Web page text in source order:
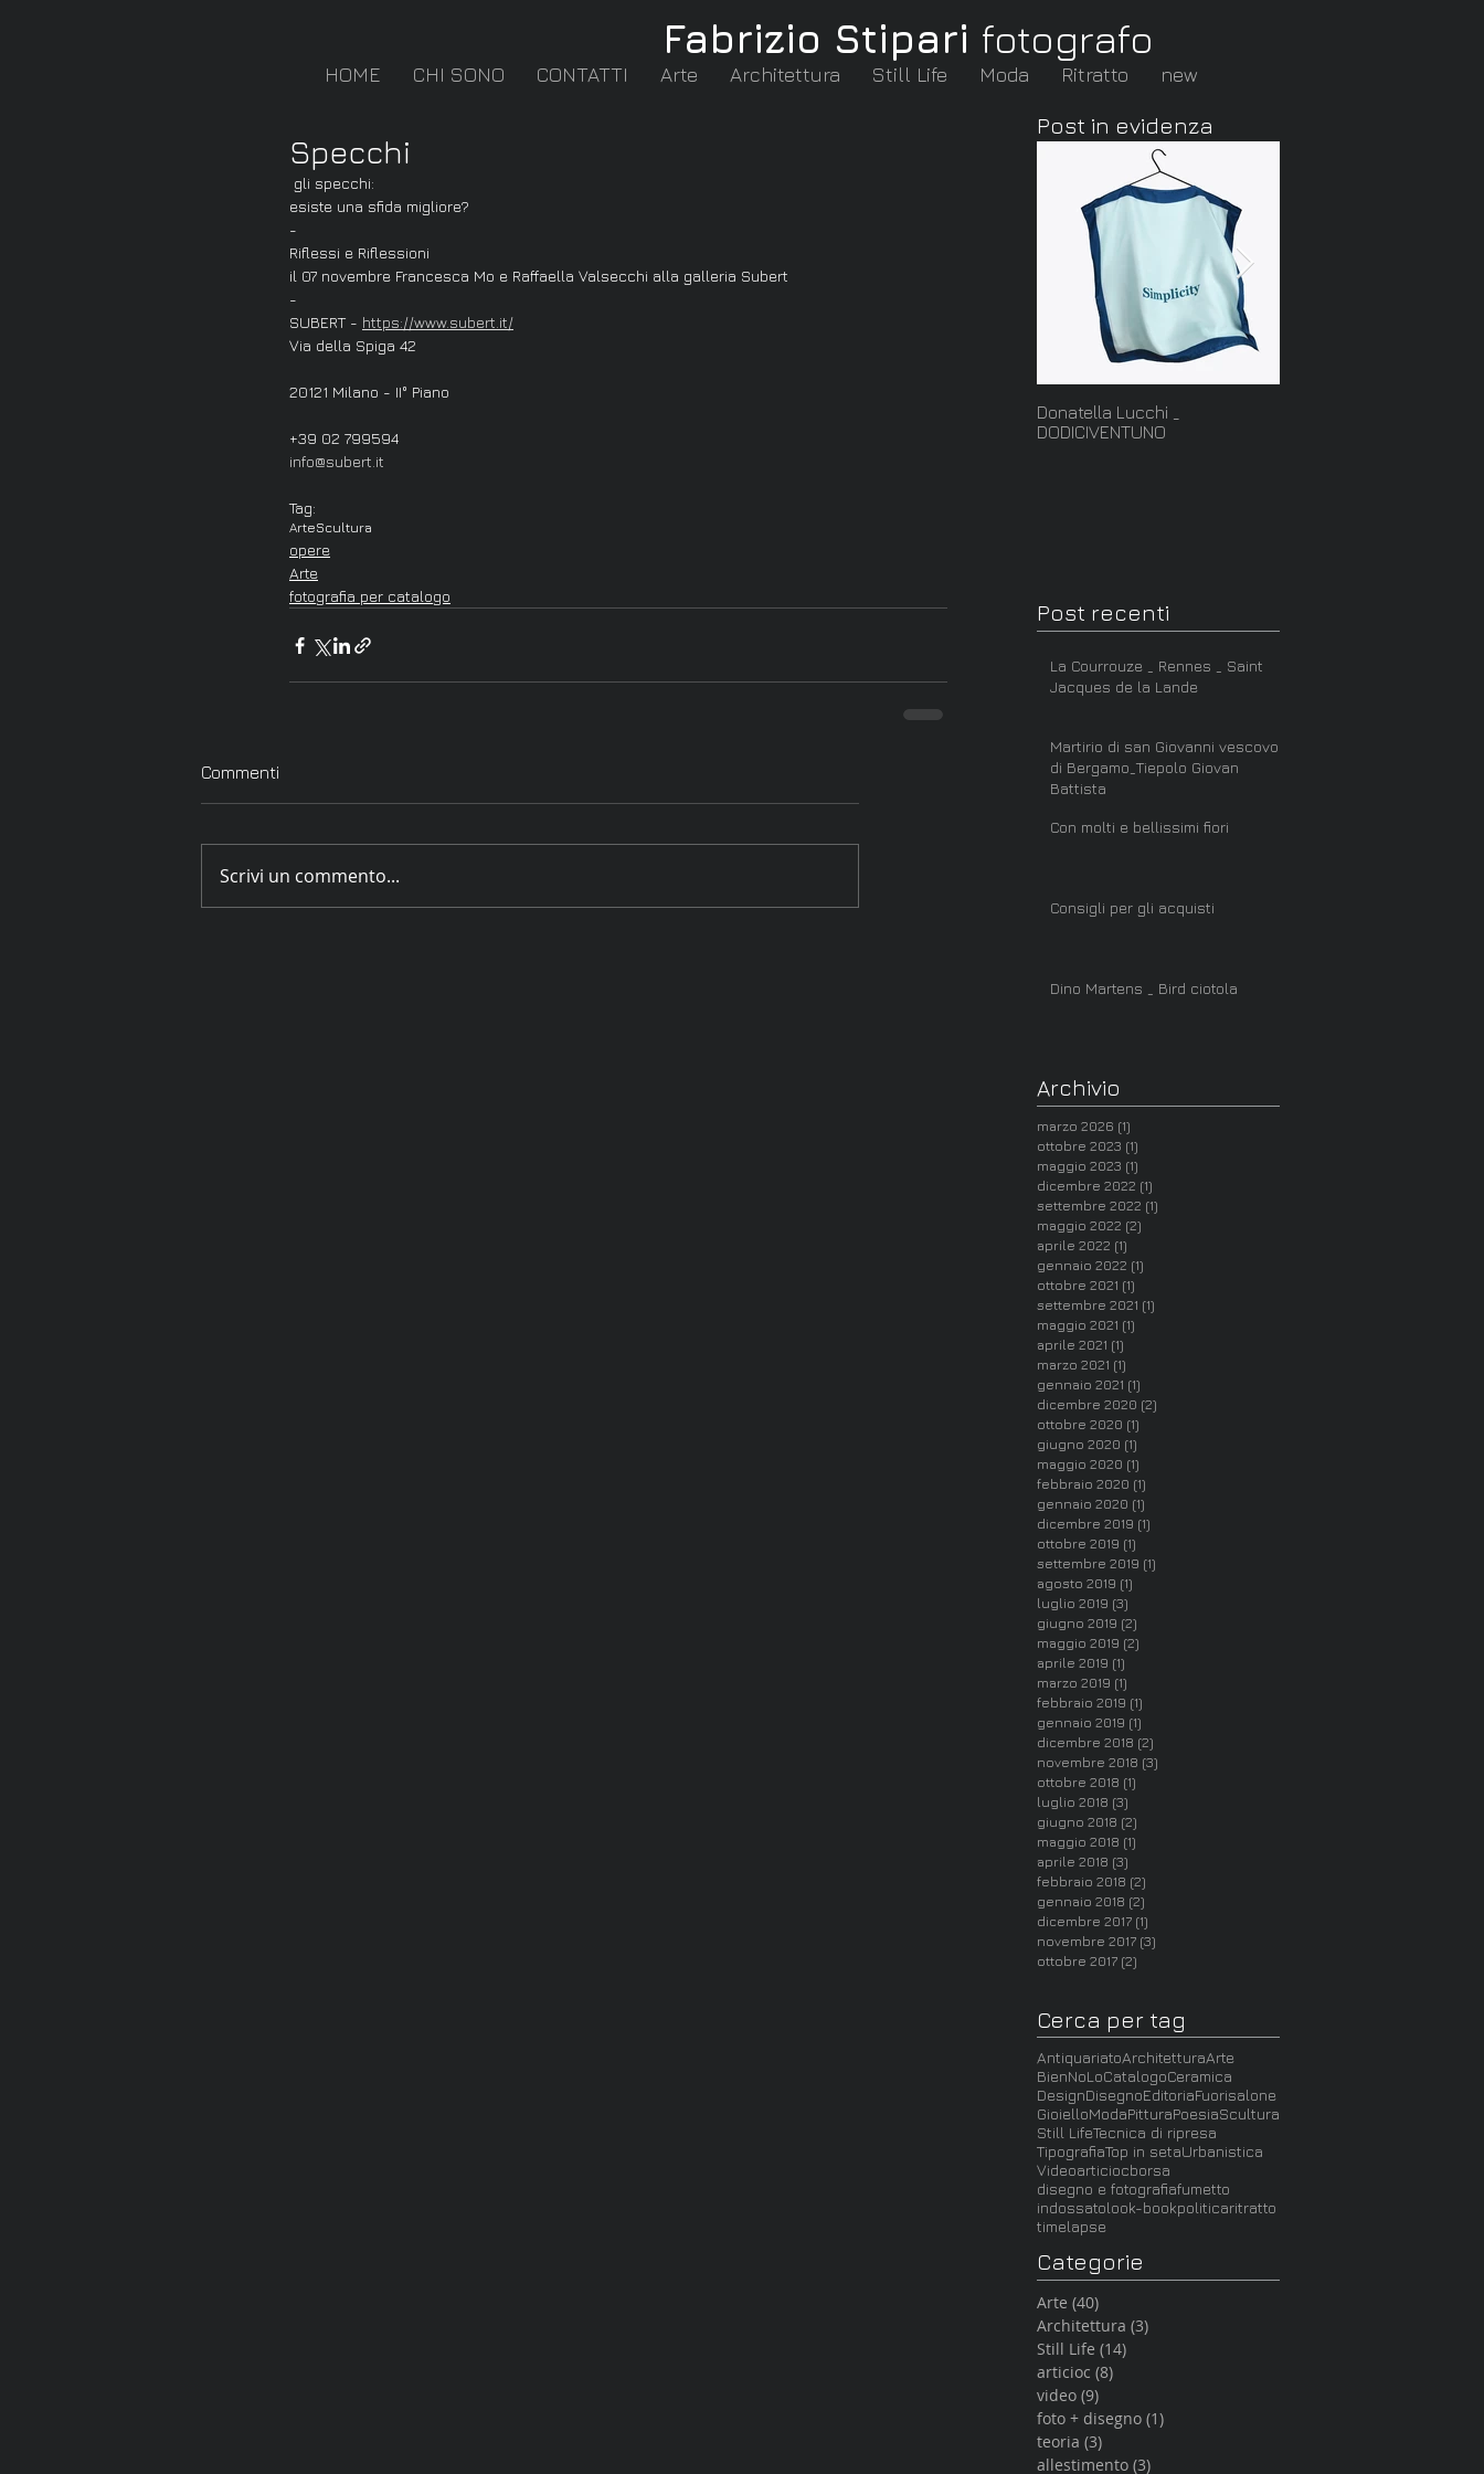
Fabrizio Stipari fotografo
HOME CHI SONO CONTATTI Arte Architettura Still Life Moda Ritratto new
Specchi
gli specchi:
esiste una sfida migliore?
-
Riflessi e Riflessioni
il 07 novembre Francesca Mo e Raffaella Valsecchi alla galleria Subert
-
SUBERT - https://www.subert.it/
Via della Spiga 42
20121 Milano - II° Piano
+39 02 799594
info@subert.it
Tag:
ArteScultura
opere
Arte
fotografia per catalogo
Commenti
Scrivi un commento...
Post in evidenza
Donatella Lucchi _
DODICIVENTUNO
Post recenti
La Courrouze _ Rennes _ Saint
Jacques de la Lande
Martirio di san Giovanni vescovo
di Bergamo_Tiepolo Giovan
Battista
Con molti e bellissimi fiori
Consigli per gli acquisti
Dino Martens _ Bird ciotola
Archivio
marzo 2026 (1)
ottobre 2023 (1)
maggio 2023 (1)
dicembre 2022 (1)
settembre 2022 (1)
maggio 2022 (2)
aprile 2022 (1)
gennaio 2022 (1)
ottobre 2021 (1)
settembre 2021 (1)
maggio 2021 (1)
aprile 2021 (1)
marzo 2021 (1)
gennaio 2021 (1)
dicembre 2020 (2)
ottobre 2020 (1)
giugno 2020 (1)
maggio 2020 (1)
febbraio 2020 (1)
gennaio 2020 (1)
dicembre 2019 (1)
ottobre 2019 (1)
settembre 2019 (1)
agosto 2019 (1)
luglio 2019 (3)
giugno 2019 (2)
maggio 2019 (2)
aprile 2019 (1)
marzo 2019 (1)
febbraio 2019 (1)
gennaio 2019 (1)
dicembre 2018 (2)
novembre 2018 (3)
ottobre 2018 (1)
luglio 2018 (3)
giugno 2018 (2)
maggio 2018 (1)
aprile 2018 (3)
febbraio 2018 (2)
gennaio 2018 (2)
dicembre 2017 (1)
novembre 2017 (3)
ottobre 2017 (2)
Cerca per tag
AntiquariatoArchitetturaArte
BienNoLoCatalogoCeramica
DesignDisegnoEditoriaFuorisalone
GioielloModaPitturaPoesiaScultura
Still LifeTecnica di ripresa
TipografiaTop in setaUrbanistica
Videoarticiocborsa
disegno e fotografiafumetto
indossatolook-bookpoliticaritratto
timelapse
Categorie
Arte (40)
Architettura (3)
Still Life (14)
articioc (8)
video (9)
foto + disegno (1)
teoria (3)
allestimento (3)